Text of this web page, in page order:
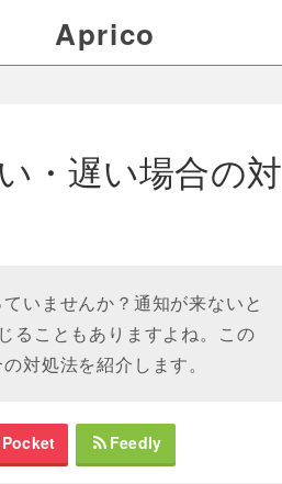
Aprico
・遅い場合の対
いませんか？通知が来ないと
ることもありますよね。この
対処法を紹介します。
Pocket Feedly